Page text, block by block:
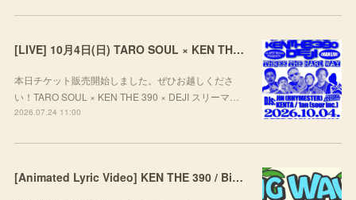
[LIVE] 10月4日(日) TARO SOUL × KEN THE 390 × DEJI スリーマンLIVE "THREE THE HARD WAY” @ ORD. 代官山
本日チケット販売開始しました。ぜひお越しくださ
い！TARO SOUL × KEN THE 390 × DEJI スリーマ…
2026.07.24 11:00
[Animated Lyric Video] KEN THE 390 / Big Wave feat. ポチョムキン,KOPERU,Mii